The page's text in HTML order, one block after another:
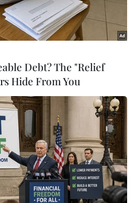
nhà máy sản xuất xe điện ở tỉnh An
(Ảnh: THX/TTXVN)
công nghiệp ôtô Đức
tra chống trợ giá của Liên
với các hãng sản xuất xe
Debt? The "Relief
Hide From You